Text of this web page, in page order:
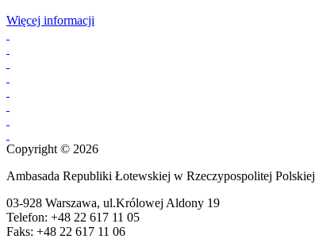
Więcej informacji
Copyright © 2026
Ambasada Republiki Łotewskiej w Rzeczypospolitej Polskiej
03-928 Warszawa, ul.Królowej Aldony 19
Telefon: +48 22 617 11 05
Faks: +48 22 617 11 06